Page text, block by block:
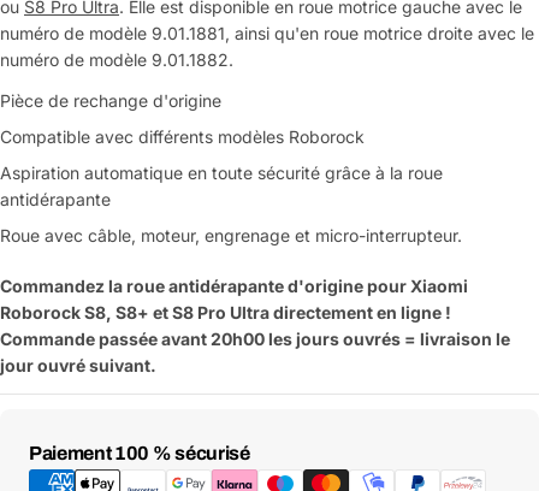
ou S8 Pro Ultra. Elle est disponible en roue motrice gauche avec le
numéro de modèle 9.01.1881, ainsi qu'en roue motrice droite avec le
numéro de modèle 9.01.1882.
Pièce de rechange d'origine
Compatible avec différents modèles Roborock
Aspiration automatique en toute sécurité grâce à la roue
antidérapante
Roue avec câble, moteur, engrenage et micro-interrupteur.
Commandez la roue antidérapante d'origine pour Xiaomi
Roborock S8, S8+ et S8 Pro Ultradirectement en ligne !
Commande passée avant 20h00 les jours ouvrés = livraison le
jour ouvré suivant.
Paiement 100 % sécurisé
Moyens
de